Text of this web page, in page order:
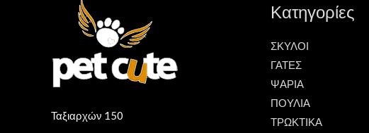
Ταξιαρχών 150
Κατηγορίες
ΣΚΥΛΟΙ
ΓΑΤΕΣ
ΨΑΡΙΑ
ΠΟΥΛΙΑ
ΤΡΩΚΤΙΚΑ